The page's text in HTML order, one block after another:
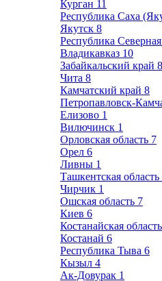
Курган 11
Республика Саха
Якутск 8
Республика
Владикавказ 10
Забайкальский край 8
Чита 8
Камчатский край 8
Петропавловск-
Елизово 1
Вилючинск 1
Орловская область 7
Орел 6
Ливны 1
Ташкентская область
Чирчик 1
Ошская область 7
Киев 6
Костанайская область
Костанай 6
Республика Тыва 6
Кызыл 4
Ак-Довурак 1